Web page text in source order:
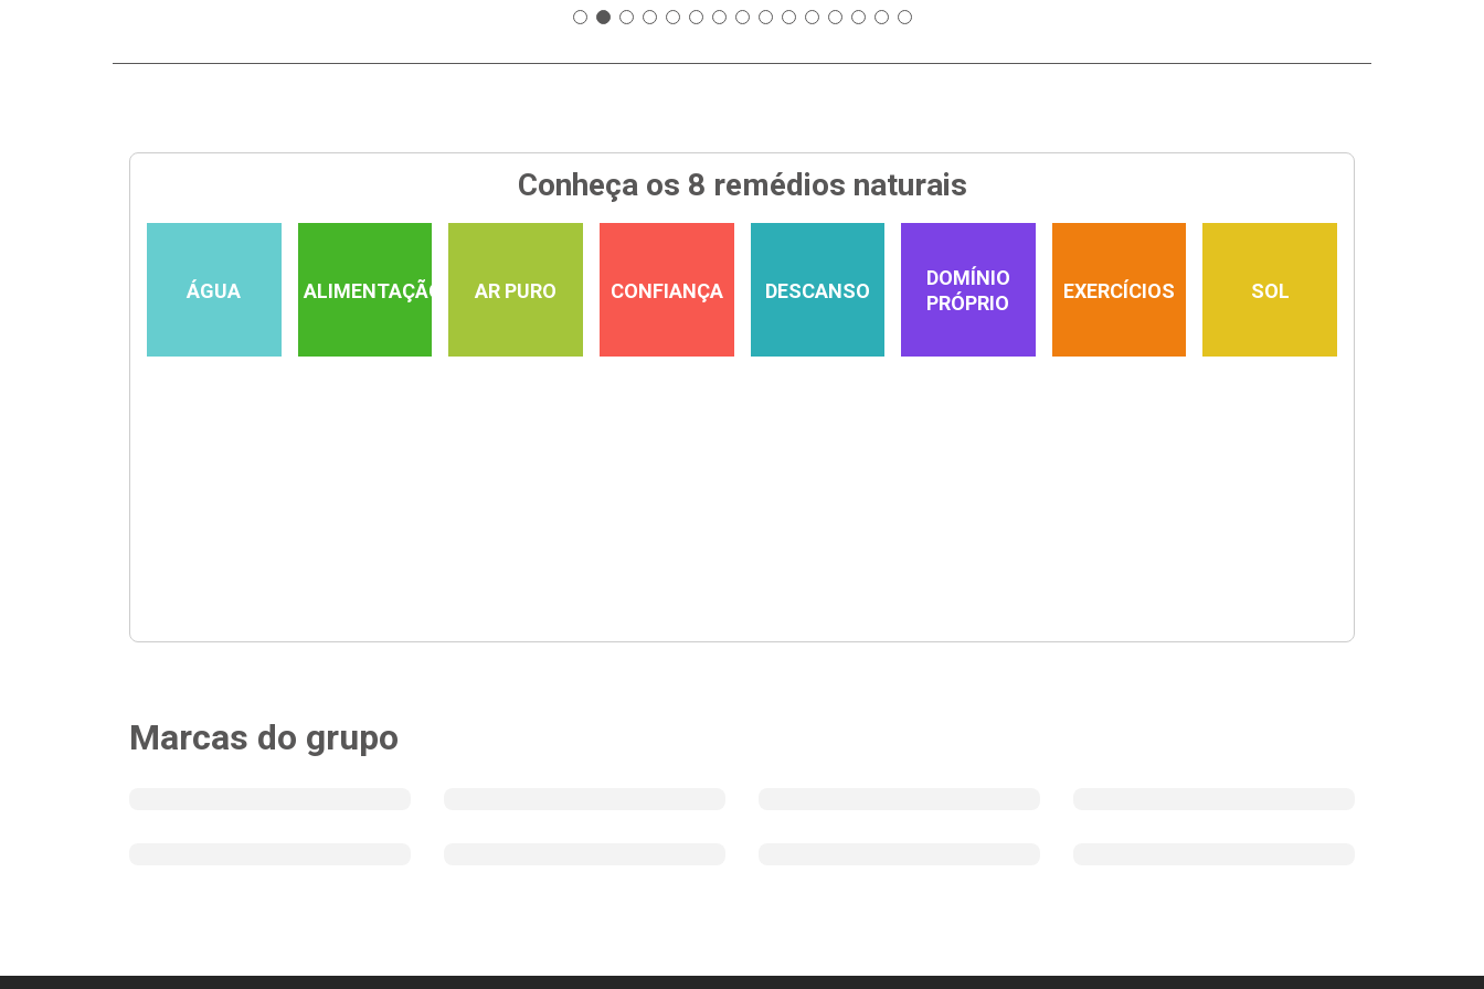
Conheça os 8 remédios naturais
ÁGUA ALIMENTAÇÃO AR PURO CONFIANÇA DESCANSO
DOMÍNIO
PRÓPRIO
EXERCÍCIOS SOL
Marcas do grupo